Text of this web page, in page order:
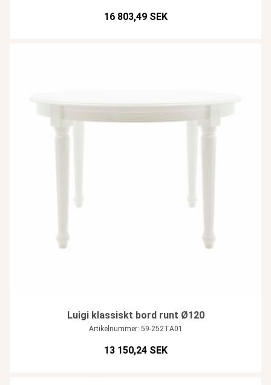
16 803,49 SEK
Luigi klassiskt bord runt Ø120
Artikelnummer: 59-252TA01
13 150,24 SEK